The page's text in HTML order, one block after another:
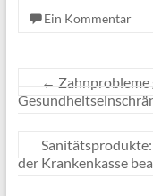
Ein Kommentar
← Zahnprobleme
der Krankenkasse